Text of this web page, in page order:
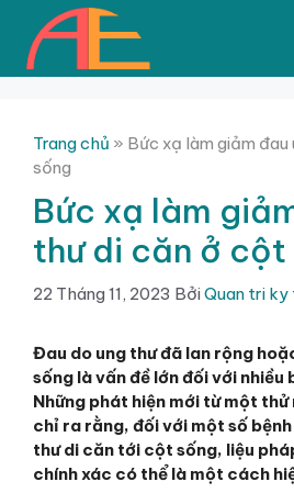
Chuyển
dung
Trang chủ » Bức xạ làm giảm
sống
Bức xạ làm
thư di căn ở cột
22 Tháng 11, 2023 BởiQuan tri
Đau do ung thư đã lan rộng
sống là vấn đề lớn đối với nhiều
Những phát hiện mới từ một thử
chỉ ra rằng, đối với một số
thư di căn tới cột sống, liệu
chính xác có thể là một cách